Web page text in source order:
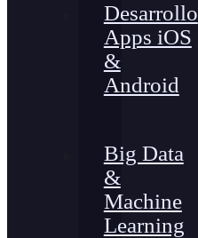
Desarrollo
Apps iOS
&
Android
Big Data
&
Machine
Learning